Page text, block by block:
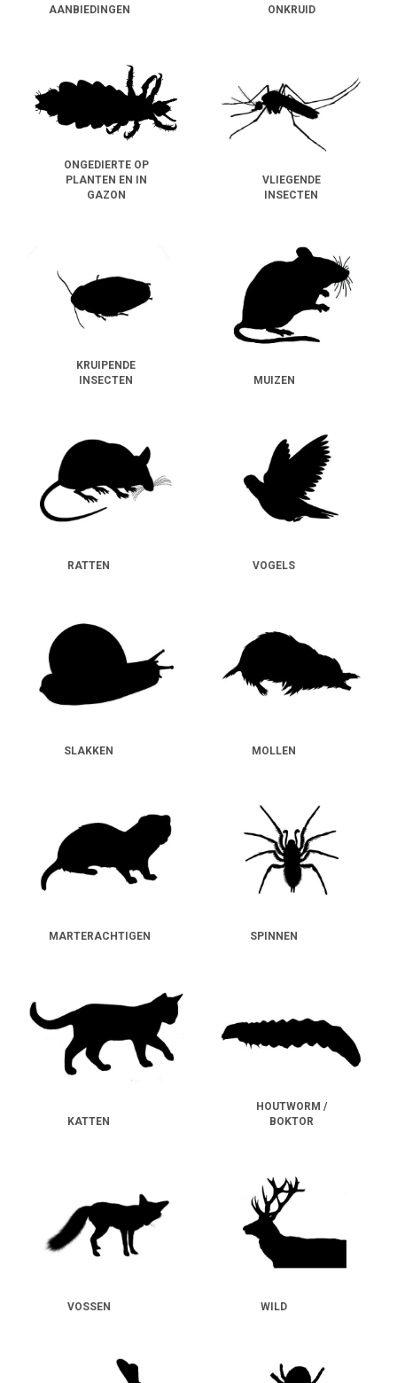
AANBIEDINGEN
ONKRUID
ONGEDIERTE OP
PLANTEN EN IN
GAZON
VLIEGENDE
INSECTEN
KRUIPENDE
INSECTEN
MUIZEN
RATTEN VOGELS
SLAKKEN MOLLEN
MARTERACHTIGEN SPINNEN
KATTEN
HOUTWORM /
BOKTOR
VOSSEN WILD